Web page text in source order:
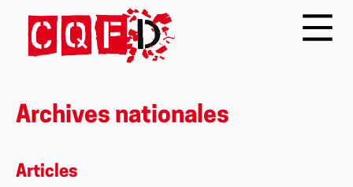
Archives nationales
Articles